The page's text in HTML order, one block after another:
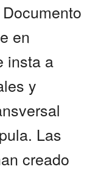
en
insta a
y
Las
creado